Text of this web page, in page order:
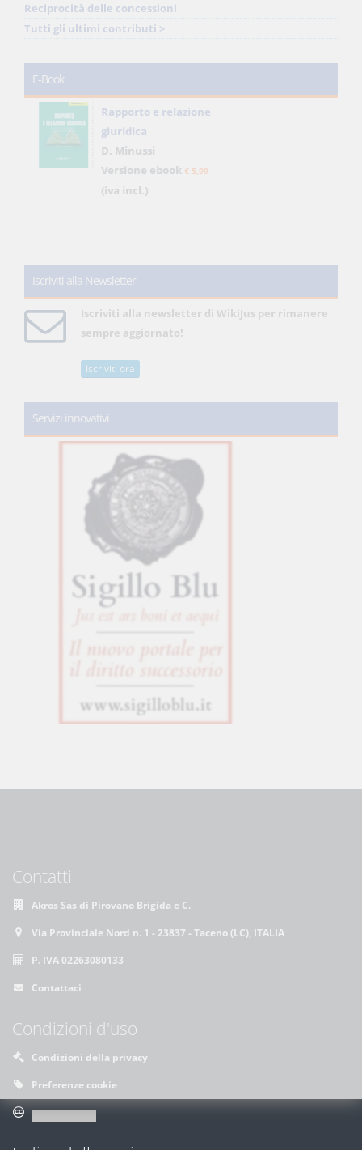
Reciprocità delle concessioni
Tutti gli ultimi contributi >
E-Book
Rapporto e relazione
giuridica
D. Minussi
Versione ebook € 5,99
(iva incl.)
Iscriviti alla Newsletter
Iscriviti alla newsletter di WikiJus per rimanere
sempre aggiornato!
Iscriviti ora
Servizi innovativi
Contatti
Akros Sas di Pirovano Brigida e C.
Via Provinciale Nord n. 1 - 23837 - Taceno (LC), ITALIA
P. IVA 02263080133
Contattaci
Condizioni d'uso
Condizioni della privacy
Preferenze cookie